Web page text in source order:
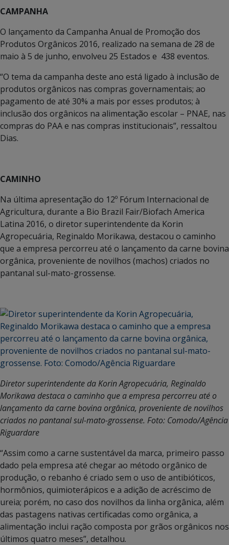
CAMPANHA
O lançamento da Campanha Anual de Promoção dos
Produtos Orgânicos 2016, realizado na semana de 28 de
maio à 5 de junho, envolveu 25 Estados e 438 eventos.
“O tema da campanha deste ano está ligado à inclusão de
produtos orgânicos nas compras governamentais; ao
pagamento de até 30% a mais por esses produtos; à
inclusão dos orgânicos na alimentação escolar – PNAE, nas
compras do PAA e nas compras institucionais”, ressaltou
Dias.
CAMINHO
Na última apresentação do 12º Fórum Internacional de
Agricultura, durante a Bio Brazil Fair/Biofach America
Latina 2016, o diretor superintendente da Korin
Agropecuária, Reginaldo Morikawa, destacou o caminho
que a empresa percorreu até o lançamento da carne bovina
orgânica, proveniente de novilhos (machos) criados no
pantanal sul-mato-grossense.
Diretor superintendente da Korin Agropecuária, Reginaldo
Morikawa destaca o caminho que a empresa percorreu até o
lançamento da carne bovina orgânica, proveniente de novilhos
criados no pantanal sul-mato-grossense. Foto: Comodo/Agência
Riguardare
“Assim como a carne sustentável da marca, primeiro passo
dado pela empresa até chegar ao método orgânico de
produção, o rebanho é criado sem o uso de antibióticos,
hormônios, quimioterápicos e a adição de acréscimo de
ureia; porém, no caso dos novilhos da linha orgânica, além
das pastagens nativas certificadas como orgânica, a
alimentação inclui ração composta por grãos orgânicos nos
últimos quatro meses”, detalhou.